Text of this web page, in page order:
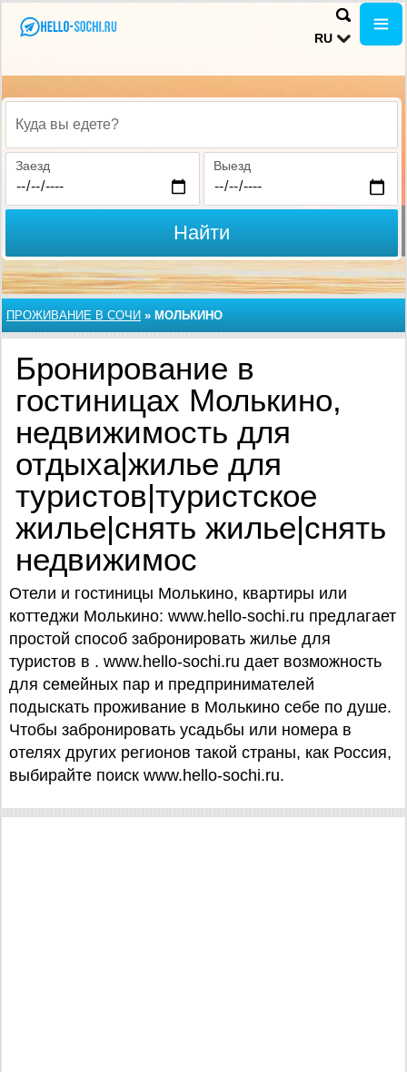
RU
Куда вы едете?
Заезд Выезд
Найти
ПРОЖИВАНИЕ В CОЧИ » МОЛЬКИНО
Бронирование в
гостиницах Молькино,
недвижимость для
отдыха|жилье для
туристов|туристское
жилье|снять жилье|снять
недвижимос
Отели и гостиницы Молькино, квартиры или
коттеджи Молькино: www.hello-sochi.ru предлагает
простой способ забронировать жилье для
туристов в . www.hello-sochi.ru дает возможность
для семейных пар и предпринимателей
подыскать проживание в Молькино себе по душе.
Чтобы забронировать усадьбы или номера в
отелях других регионов такой страны, как Россия,
выбирайте поиск www.hello-sochi.ru.